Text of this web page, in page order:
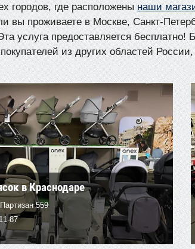
городов, где расположены наши
вы проживаете в Москве, Санкт-
услуга предоставляется
из других областей
в Краснодаре
559
87